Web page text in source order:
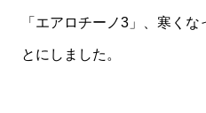
「エアロチーノ3」、寒く
とにしました。